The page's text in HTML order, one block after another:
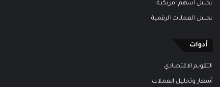
تحليل اسهم أمريكية
تحليل العملات الرقمية
أدوات
التقويم الاقتصادي
أسعار وتحليل العملات